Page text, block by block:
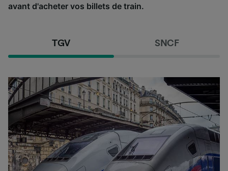
avant d'acheter vos billets de train.
TGV SNCF